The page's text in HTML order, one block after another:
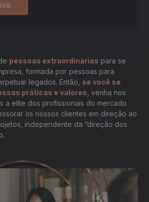
pessoas extraordinárias para se
formada por pessoas para
legados. Então, se você se
práticas e valores , venha nos
a elite dos profissionais do mercado
os nossos clientes em direção ao
independente da “direção dos